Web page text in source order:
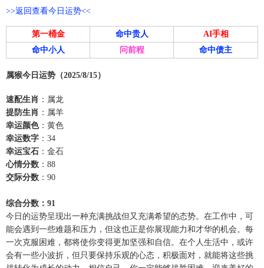
>>返回查看今日运势<<
第一桶金 命中贵人
AI手相
命中小人
问前程 命中债主
属猴今日运势（2025/8/15）
速配生肖 ：属龙
提防生肖 ：属羊
幸运颜色：黄色
幸运数字 ：34
幸运宝石 ：金石
心情分数 ：88
交际分数 ：90
综合分数：91
今日的运势呈现出一种充满挑战但又充满希望的态势。在工作中，可
能会遇到一些难题和压力，但这也正是你展现能力和才华的机会。每
一次克服困难，都将使你变得更加坚强和自信。在个人生活中，或许
会有一些小波折，但只要保持乐观的心态，积极面对，就能将这些挑